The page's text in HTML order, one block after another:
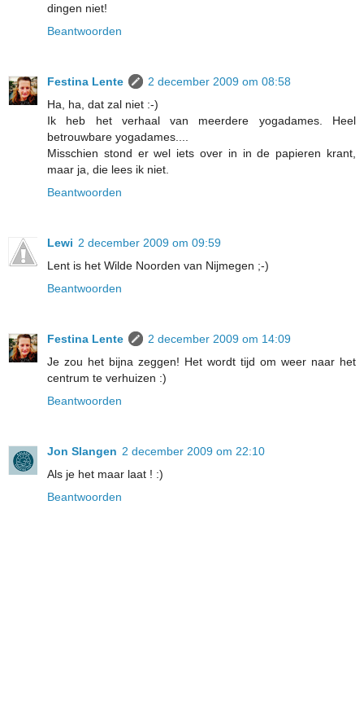
dingen niet!
Beantwoorden
Festina Lente
2 december 2009 om 08:58
Ha, ha, dat zal niet :-)
Ik heb het verhaal van meerdere yogadames. Heel
betrouwbare yogadames....
Misschien stond er wel iets over in in de papieren krant,
maar ja, die lees ik niet.
Beantwoorden
Lewi 2 december 2009 om 09:59
Lent is het Wilde Noorden van Nijmegen ;-)
Beantwoorden
Festina Lente
2 december 2009 om 14:09
Je zou het bijna zeggen! Het wordt tijd om weer naar het
centrum te verhuizen :)
Beantwoorden
Jon Slangen 2 december 2009 om 22:10
Als je het maar laat ! :)
Beantwoorden